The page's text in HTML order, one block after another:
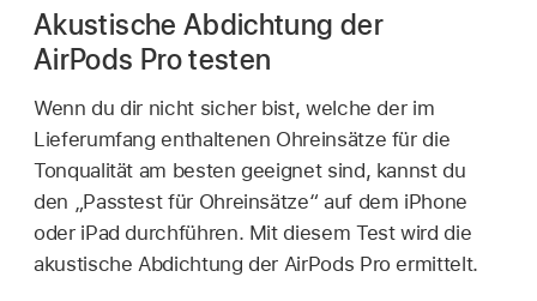
Akustische Abdichtung der
AirPods Pro testen
Wenn du dir nicht sicher bist, welche der im
Lieferumfang enthaltenen Ohreinsätze für die
Tonqualität am besten geeignet sind, kannst du
den „Passtest für Ohreinsätze“ auf dem iPhone
oder iPad durchführen. Mit diesem Test wird die
akustische Abdichtung der AirPods Pro ermittelt.